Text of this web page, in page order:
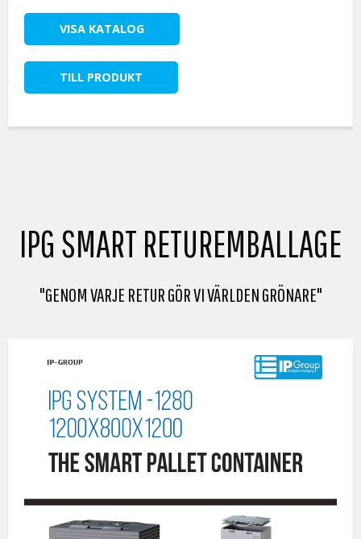
VISA KATALOG
TILL PRODUKT
IPG SMART RETUREMBALLAGE
"GENOM VARJE RETUR GÖR VI VÄRLDEN GRÖNARE"